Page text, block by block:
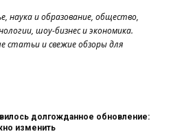
наука и образование, общество,
шоу-бизнес и экономика.
статьи и свежие обзоры для
долгожданное обновление:
изменить